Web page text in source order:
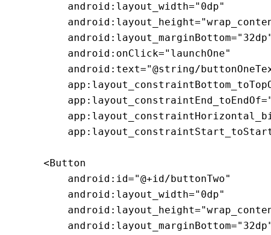
        android:layout_width="0dp"
        android:onClick="launchOne"
android:text="@string/
    <Button
        android:id="@+id/buttonTwo"
        android:layout_width="0dp"